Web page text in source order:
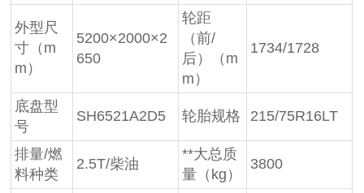
外型尺
寸（m
m）
5200×2000×2
650
轮距
（前/
后）（m
m）
1734/1728
底盘型
号
SH6521A2D5 轮胎规格 215/75R16LT
排量/燃
料种类
2.5T/柴油
**大总质
量（kg）
3800